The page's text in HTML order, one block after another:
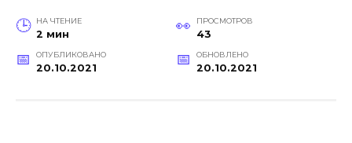
НА ЧТЕНИЕ
2 мин
ПРОСМОТРОВ
43
ОПУБЛИКОВАНО
20.10.2021
ОБНОВЛЕНО
20.10.2021